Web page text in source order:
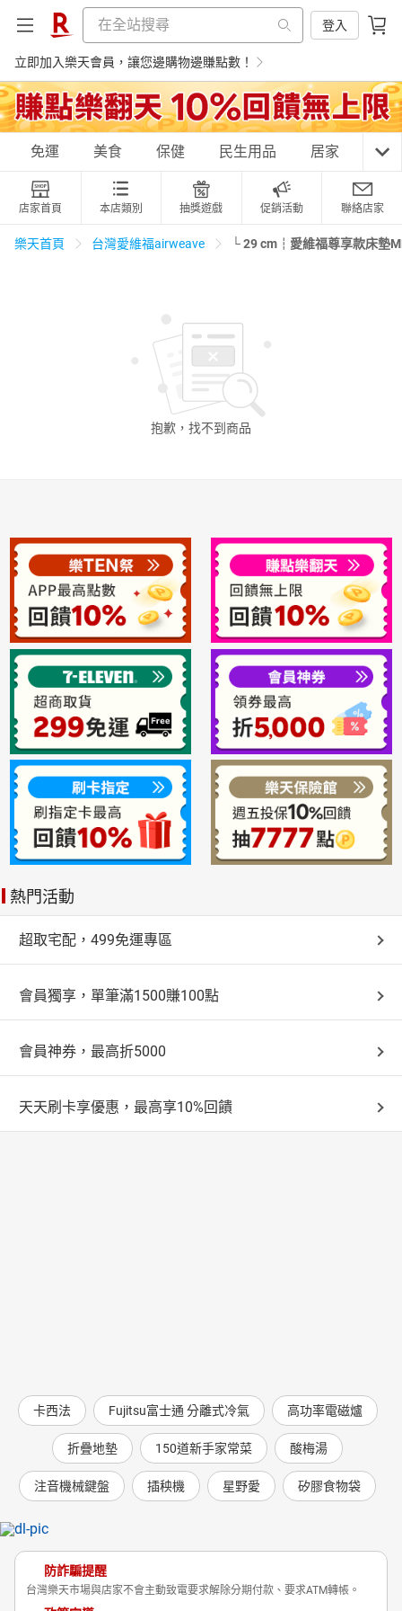
登入
立即加入樂天會員，讓您邊購物邊賺點數！
購物網分類
天天免運 美食蛋糕 養生保健 民生用品
化妝保養
免運 美食 保健 民生用品 居家 3C
店家首頁 本店類別 抽獎遊戲 促銷活動 聯絡店家
樂天首頁 台灣愛維福airweave └ 29 cm┆愛維福尊享款床墊
抱歉，找不到 商品
熱門活動
超取宅配，499免運專區
會員獨享，單筆滿1500賺100點
會員神券，最高折5000
天天刷卡享優惠，最高享10%回饋
卡西法 Fujitsu富士通 分離式冷氣 高功率電磁爐
折疊地墊 150道新手家常菜 酸梅湯
注音機械鍵盤 插秧機 星野愛 矽膠食物袋
防詐騙提醒
台灣樂天市場與店家不會主動致電要求解除分期付款、要求ATM轉帳。